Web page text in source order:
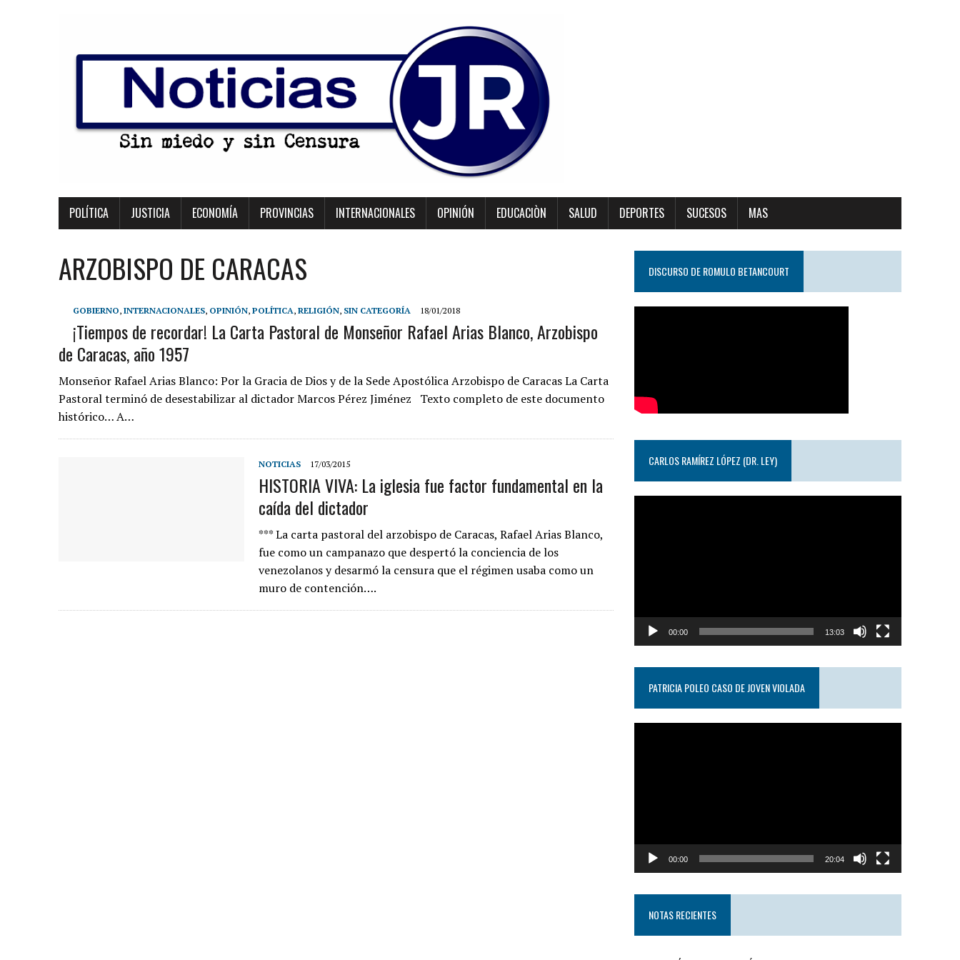
POLÍTICA JUSTICIA ECONOMÍA PROVINCIAS INTERNACIONALES OPINIÓN EDUCACIÒN SALUD DEPORTES SUCESOS MAS
ARZOBISPO DE CARACAS
GOBIERNO, INTERNACIONALES, OPINIÓN, POLÍTICA, RELIGIÓN, SIN CATEGORÍA 18/01/2018
¡Tiempos de recordar! La Carta Pastoral de Monseñor Rafael Arias Blanco, Arzobispo
de Caracas, año 1957
Monseñor Rafael Arias Blanco: Por la Gracia de Dios y de la Sede Apostólica Arzobispo de Caracas La Carta
Pastoral terminó de desestabilizar al dictador Marcos Pérez Jiménez Texto completo de este documento
histórico… A…
NOTICIAS 17/03/2015
HISTORIA VIVA: La iglesia fue factor fundamental en la
caída del dictador
*** La carta pastoral del arzobispo de Caracas, Rafael Arias Blanco,
fue como un campanazo que despertó la conciencia de los
venezolanos y desarmó la censura que el régimen usaba como un
muro de contención….
DISCURSO DE ROMULO BETANCOURT
CARLOS RAMÍREZ LÓPEZ (DR. LEY)
00:00 13:03
PATRICIA POLEO CASO DE JOVEN VIOLADA
00:00 20:04
NOTAS RECIENTES